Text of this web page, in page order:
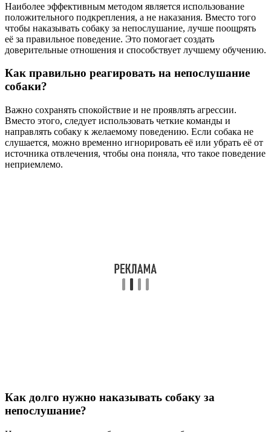
Наиболее эффективным методом является использование
положительного подкрепления, а не наказания. Вместо того
чтобы наказывать собаку за непослушание, лучше поощрять
её за правильное поведение. Это помогает создать
доверительные отношения и способствует лучшему обучению.
Как правильно реагировать на непослушание
собаки?
Важно сохранять спокойствие и не проявлять агрессии.
Вместо этого, следует использовать четкие команды и
направлять собаку к желаемому поведению. Если собака не
слушается, можно временно игнорировать её или убрать её от
источника отвлечения, чтобы она поняла, что такое поведение
неприемлемо.
Как долго нужно наказывать собаку за
непослушание?